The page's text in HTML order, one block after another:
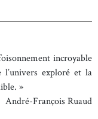
incroyable
l’univers exploré et la
»
André-François Ruaud